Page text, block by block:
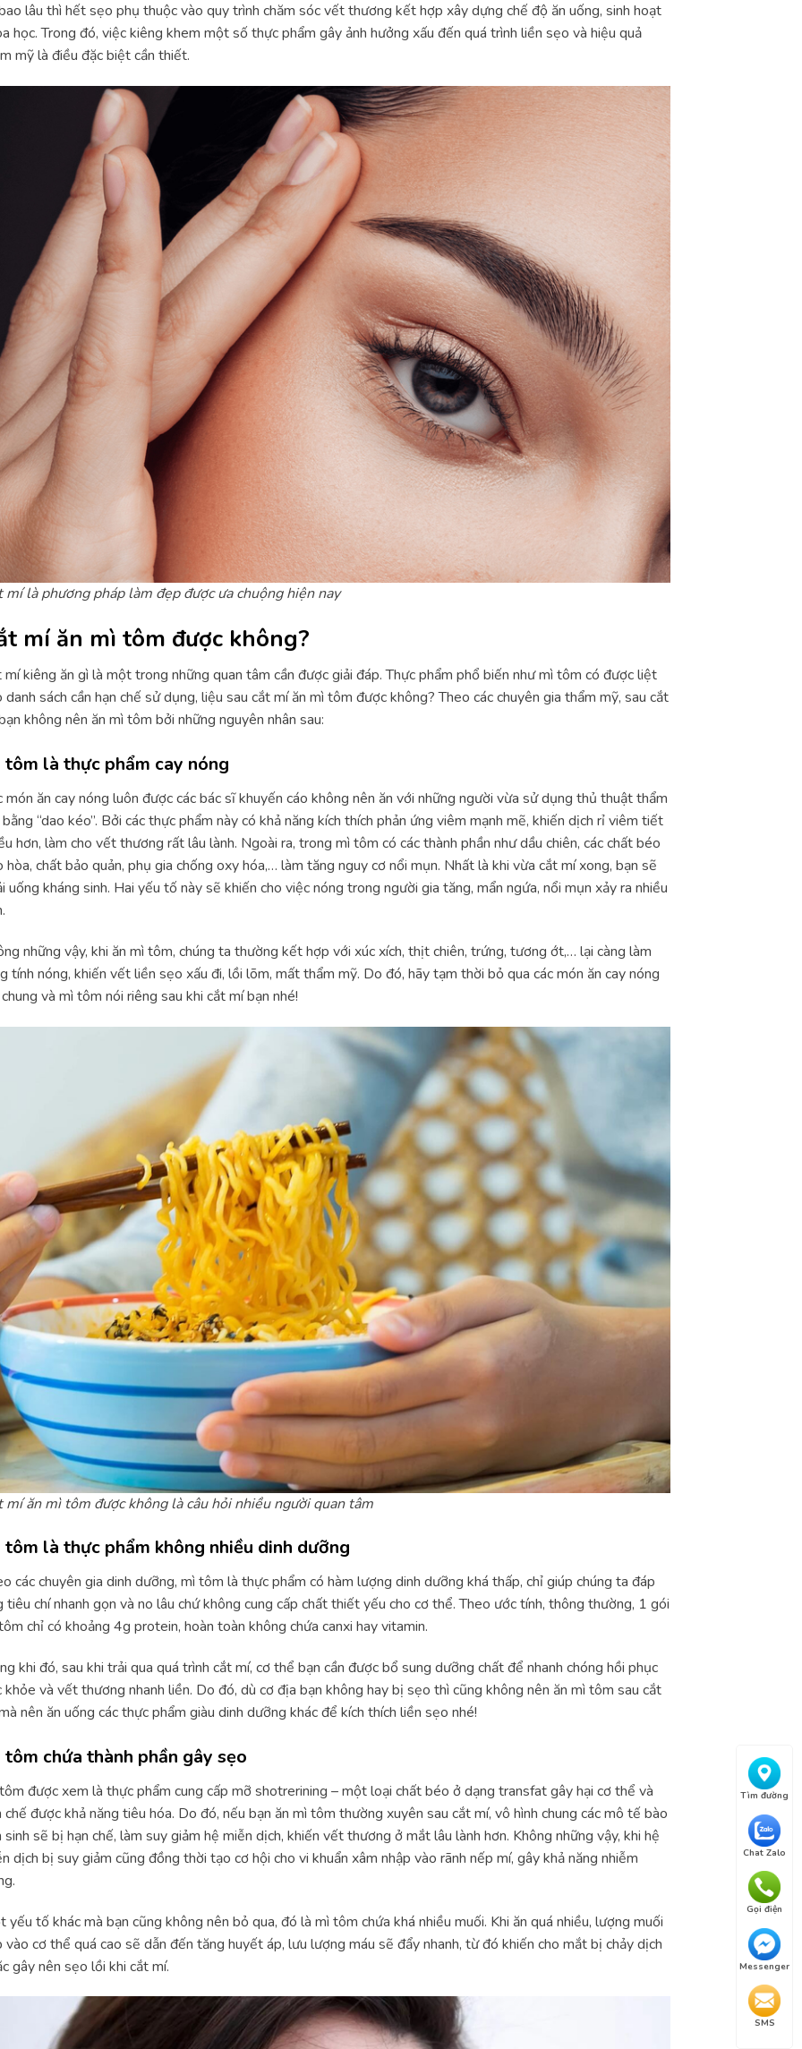
Tìm đường
Chat Zalo
Gọi điện
Messenger
SMS
lâu thì hết sẹo phụ thuộc vào quy trình chăm sóc vết thương kết hợp xây dựng chế độ ăn uống, sinh hoạt
học. Trong đó, việc kiêng khem một số thực phẩm gây ảnh hưởng xấu đến quá trình liền sẹo và hiệu quả
mỹ là điều đặc biệt cần thiết.
mí là phương pháp làm đẹp được ưa chuộng hiện nay
mí ăn mì tôm được không?
mí kiêng ăn gì là một trong những quan tâm cần được giải đáp. Thực phẩm phổ biến như mì tôm có được liệt
danh sách cần hạn chế sử dụng, liệu sau cắt mí ăn mì tôm được không? Theo các chuyên gia thẩm mỹ, sau cắt
không nên ăn mì tôm bởi những nguyên nhân sau:
tôm là thực phẩm cay nóng
món ăn cay nóng luôn được các bác sĩ khuyến cáo không nên ăn với những người vừa sử dụng thủ thuật thẩm
“dao kéo”. Bởi các thực phẩm này có khả năng kích thích phản ứng viêm mạnh mẽ, khiến dịch rỉ viêm tiết
hơn, làm cho vết thương rất lâu lành. Ngoài ra, trong mì tôm có các thành phần như dầu chiên, các chất béo
hòa, chất bảo quản, phụ gia chống oxy hóa,… làm tăng nguy cơ nổi mụn. Nhất là khi vừa cắt mí xong, bạn sẽ
uống kháng sinh. Hai yếu tố này sẽ khiến cho việc nóng trong người gia tăng, mẩn ngứa, nổi mụn xảy ra nhiều
những vậy, khi ăn mì tôm, chúng ta thường kết hợp với xúc xích, thịt chiên, trứng, tương ớt,… lại càng làm
tính nóng, khiến vết liền sẹo xấu đi, lồi lõm, mất thẩm mỹ. Do đó, hãy tạm thời bỏ qua các món ăn cay nóng
và mì tôm nói riêng sau khi cắt mí bạn nhé!
mí ăn mì tôm được không là câu hỏi nhiều người quan tâm
là thực phẩm không nhiều dinh dưỡng
các chuyên gia dinh dưỡng, mì tôm là thực phẩm có hàm lượng dinh dưỡng khá thấp, chỉ giúp chúng ta đáp
tiêu chí nhanh gọn và no lâu chứ không cung cấp chất thiết yếu cho cơ thể. Theo ước tính, thông thường, 1 gói
chỉ có khoảng 4g protein, hoàn toàn không chứa canxi hay vitamin.
khi đó, sau khi trải qua quá trình cắt mí, cơ thể bạn cần được bổ sung dưỡng chất để nhanh chóng hồi phục
khỏe và vết thương nhanh liền. Do đó, dù cơ địa bạn không hay bị sẹo thì cũng không nên ăn mì tôm sau cắt
nên ăn uống các thực phẩm giàu dinh dưỡng khác để kích thích liền sẹo nhé!
chứa thành phần gây sẹo
được xem là thực phẩm cung cấp mỡ shotrerining – một loại chất béo ở dạng transfat gây hại cơ thể và
chế được khả năng tiêu hóa. Do đó, nếu bạn ăn mì tôm thường xuyên sau cắt mí, vô hình chung các mô tế bào
sinh sẽ bị hạn chế, làm suy giảm hệ miễn dịch, khiến vết thương ở mắt lâu lành hơn. Không những vậy, khi hệ
dịch bị suy giảm cũng đồng thời tạo cơ hội cho vi khuẩn xâm nhập vào rãnh nếp mí, gây khả năng nhiễm
yếu tố khác mà bạn cũng không nên bỏ qua, đó là mì tôm chứa khá nhiều muối. Khi ăn quá nhiều, lượng muối
vào cơ thể quá cao sẽ dẫn đến tăng huyết áp, lưu lượng máu sẽ đẩy nhanh, từ đó khiến cho mắt bị chảy dịch
gây nên sẹo lồi khi cắt mí.